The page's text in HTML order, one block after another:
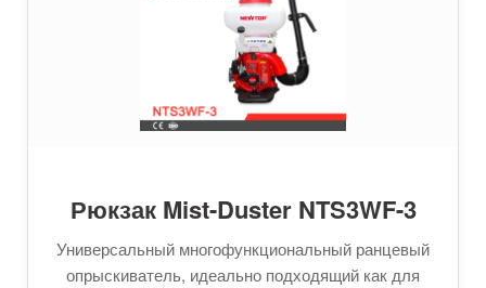
Рюкзак Mist-Duster NTS3WF-3
Универсальный многофункциональный ранцевый
опрыскиватель, идеально подходящий как для